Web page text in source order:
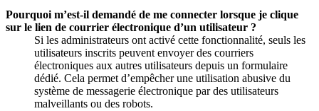
Pourquoi m’est-il demandé de me connecter lorsque je clique
sur le lien de courrier électronique d’un utilisateur ?
Si les administrateurs ont activé cette fonctionnalité, seuls les
utilisateurs inscrits peuvent envoyer des courriers
électroniques aux autres utilisateurs depuis un formulaire
dédié. Cela permet d’empêcher une utilisation abusive du
système de messagerie électronique par des utilisateurs
malveillants ou des robots.